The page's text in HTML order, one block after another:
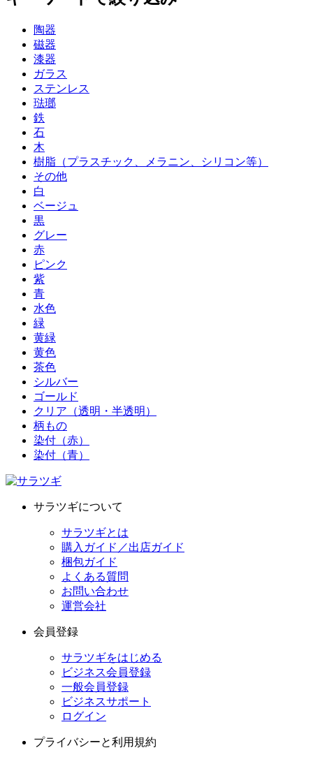
陶器
磁器
漆器
ガラス
ステンレス
琺瑯
鉄
石
木
樹脂（プラスチック、メラニン、シリコン等）
その他
白
ベージュ
黒
グレー
赤
ピンク
紫
青
水色
緑
黄緑
黄色
茶色
シルバー
ゴールド
クリア（透明・半透明）
柄もの
染付（赤）
染付（青）
サラツギについて
サラツギとは
購入ガイド／出店ガイド
梱包ガイド
よくある質問
お問い合わせ
運営会社
会員登録
サラツギをはじめる
ビジネス会員登録
一般会員登録
ビジネスサポート
ログイン
プライバシーと利用規約